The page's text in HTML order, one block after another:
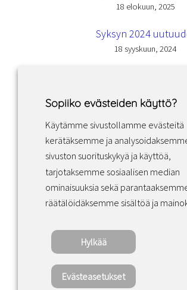
18 elokuun, 2025
Syksyn 2024
18 syyskuun, 2024
Facebook Instagram LinkedIn
Sopimusehdot
Copyright ©2022 · Valaisin
Rights Reserved
Sopiiko evästeiden käyttö?
Käytämme sivustollamme evästeitä
kerätäksemme ja
sivuston suorituskykyä ja käyttöä,
tarjotaksemme sosiaalisen median
ominaisuuksia sekä
räätälöidäksemme sisältöä ja
Hylkää
Evästeasetukset